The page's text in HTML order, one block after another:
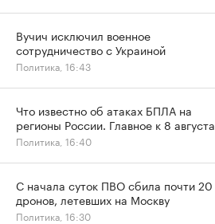
Вучич исключил военное
сотрудничество с Украиной
Политика, 16:43
Что известно об атаках БПЛА на
регионы России. Главное к 8 августа
Политика, 16:40
С начала суток ПВО сбила почти 20
дронов, летевших на Москву
Политика, 16:30